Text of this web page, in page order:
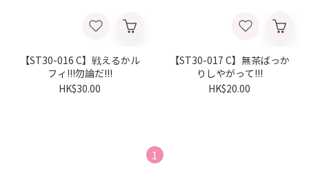
【ST30-016 C】戦えるかル
フィ!!!勿論だ!!!
HK$30.00
【ST30-017 C】無茶ばっか
りしやがって!!!
HK$20.00
1